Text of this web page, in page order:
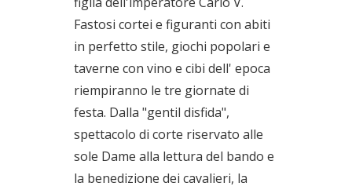
Fastosi cortei e figuranti con abiti
in perfetto stile, giochi popolari e
taverne con vino e cibi dell' epoca
riempiranno le tre giornate di
festa. Dalla "gentil disfida",
spettacolo di corte riservato alle
sole Dame alla lettura del bando e
la benedizione dei cavalieri, la